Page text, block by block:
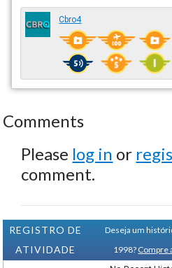
Cbro4
Comments
Please log in or
comment.
REGISTRO DE
ATIVIDADE
Deseja um
1998? Compre